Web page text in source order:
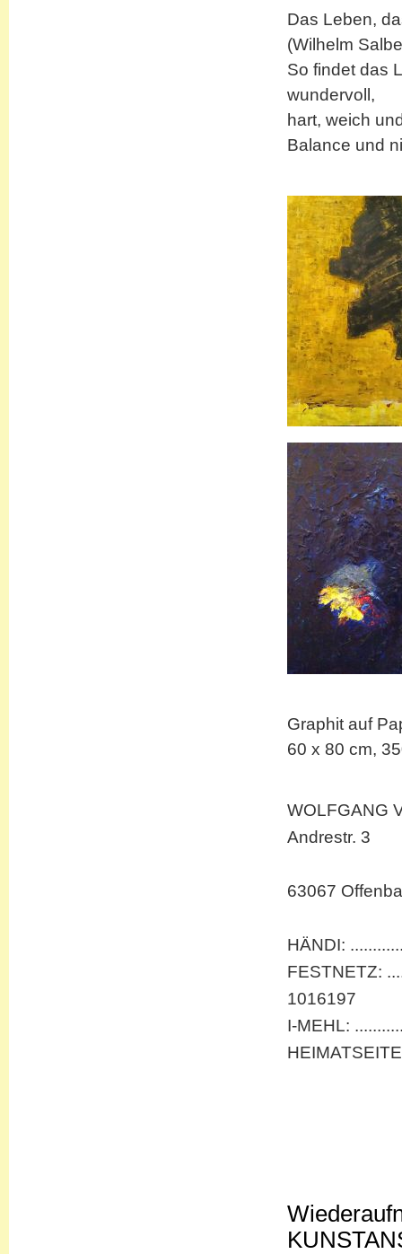
Das Leben,
(Wilhelm
So findet das
wundervoll,
hart, weich
Balance und
Graphit auf
60 x 80 cm,
WOLFGANG
Andrestr. 3
63067
HÄNDI:
FESTNETZ:
1016197
I-MEHL: